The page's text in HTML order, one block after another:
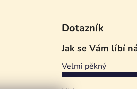
Dotazník
Jak se Vám líbí
Velmi pěkný